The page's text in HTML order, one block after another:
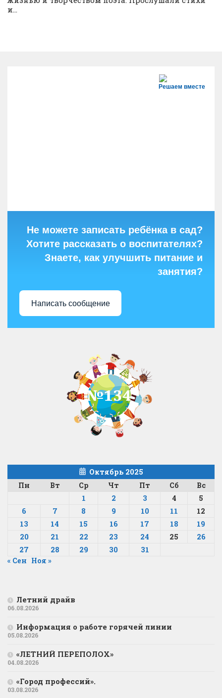
и...
Решаем вместе
Не можете записать ребёнка в сад?
Хотите рассказать о воспитателях?
Знаете, как улучшить питание и
занятия?
Написать сообщение
Октябрь 2025
Пн
Вт Ср Чт Пт Сб Вс
1 2 3 4
5
6
7 8 9 10 11
12
13
14 15 16 17 18
19
20
21 22 23 24 25
26
27
28 29 30 31
« Сен Ноя »
Летний драйв
06.08.2026
Информация о работе горячей линии
05.08.2026
«ЛЕТНИЙ ПЕРЕПОЛОХ»
04.08.2026
«Город профессий».
03.08.2026